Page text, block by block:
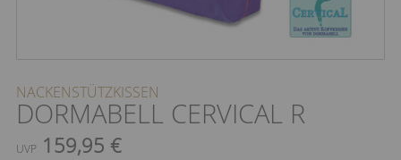
NACKENSTÜTZKISSEN
DORMABELL CERVICAL R
UVP 159,95 €